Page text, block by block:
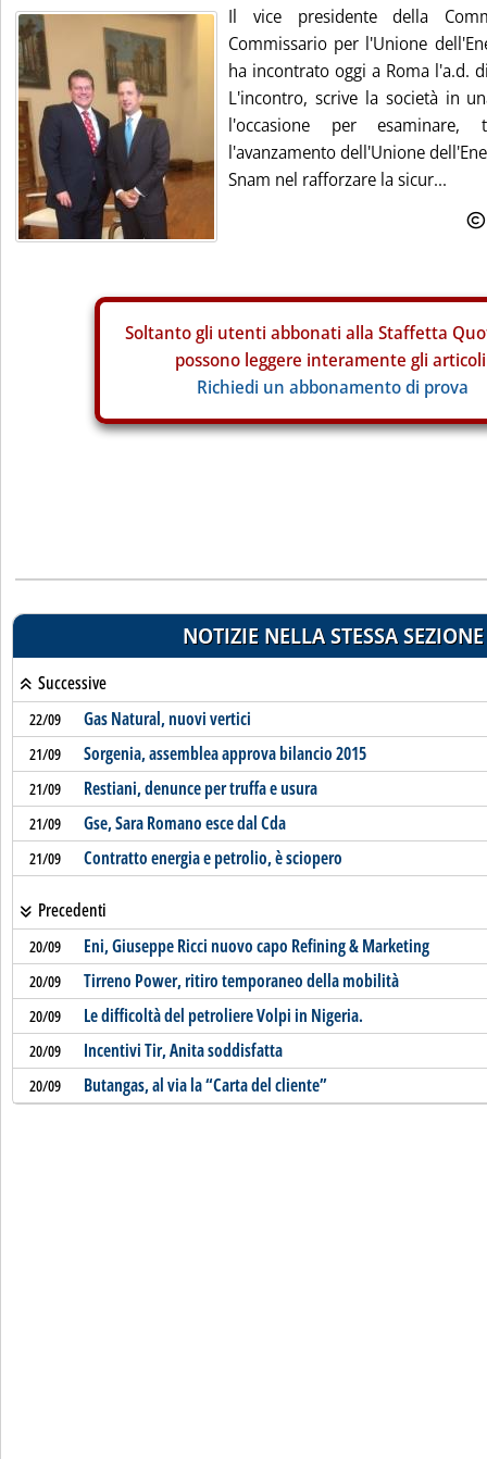
Il vice presidente della
Commissario per l'Unione
ha incontrato oggi a Roma l'a.d.
L'incontro, scrive la società in
l'occasione per
l'avanzamento dell'Unione
Snam nel rafforzare la sicur...
Soltanto gli utenti abbonati alla Staffetta
possono leggere interamente gli
Richiedi un abbonamento di prova
NOTIZIE NELLA STESSA SEZIONE
Successive
22/09 Gas Natural, nuovi vertici
21/09 Sorgenia, assemblea approva bilancio 2015
21/09 Restiani, denunce per truffa e usura
21/09 Gse, Sara Romano esce dal Cda
21/09 Contratto energia e petrolio, è sciopero
Precedenti
20/09 Eni, Giuseppe Ricci nuovo capo Refining & Marketing
20/09 Tirreno Power, ritiro temporaneo della mobilità
20/09 Le difficoltà del petroliere Volpi in Nigeria.
20/09 Incentivi Tir, Anita soddisfatta
20/09 Butangas, al via la “Carta del cliente”